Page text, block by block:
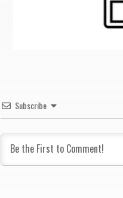
Subscribe